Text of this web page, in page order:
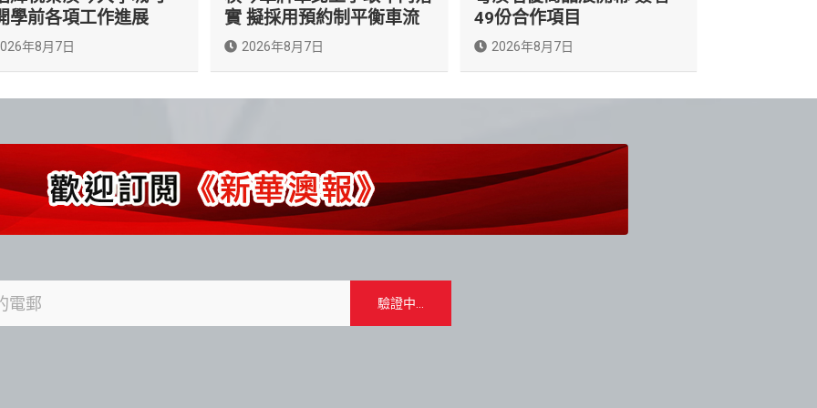
學前各項工作進展
年8月7日
實 擬採用預約制平衡車流
2026年8月7日
49份合作項目
2026年8月7日